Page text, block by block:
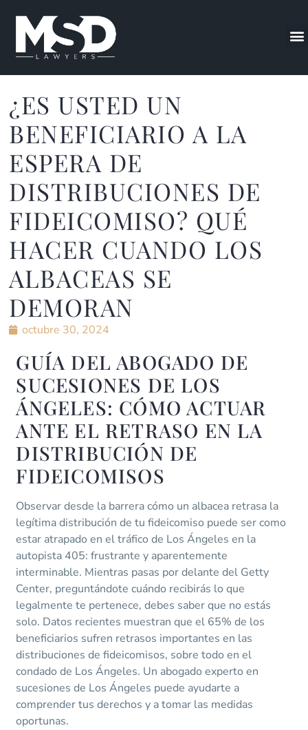
¿ES USTED UN
BENEFICIARIO A LA
ESPERA DE
DISTRIBUCIONES DE
FIDEICOMISO? QUÉ
HACER CUANDO LOS
ALBACEAS SE
DEMORAN
octubre 30, 2024
GUÍA DEL ABOGADO DE
SUCESIONES DE LOS
ÁNGELES: CÓMO ACTUAR
ANTE EL RETRASO EN LA
DISTRIBUCIÓN DE
FIDEICOMISOS
Observar desde la barrera cómo un albacea retrasa la
legítima distribución de tu fideicomiso puede ser como
estar atrapado en el tráfico de Los Ángeles en la
autopista 405: frustrante y aparentemente
interminable. Mientras pasas por delante del Getty
Center, preguntándote cuándo recibirás lo que
legalmente te pertenece, debes saber que no estás
solo. Datos recientes muestran que el 65% de los
beneficiarios sufren retrasos importantes en las
distribuciones de fideicomisos, sobre todo en el
condado de Los Ángeles. Un abogado experto en
sucesiones de Los Ángeles puede ayudarte a
comprender tus derechos y a tomar las medidas
oportunas.